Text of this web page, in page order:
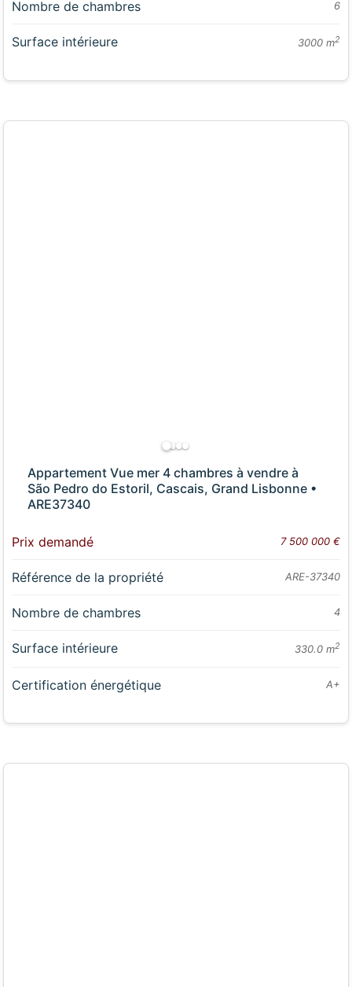
Nombre de chambres 6
Surface intérieure 3000 m2
Appartement Vue mer 4 chambres à vendre à
São Pedro do Estoril, Cascais, Grand Lisbonne •
ARE37340
Prix demandé 7 500 000 €
Référence de la propriété ARE-37340
Nombre de chambres 4
Surface intérieure 330.0 m2
Certification énergétique A+